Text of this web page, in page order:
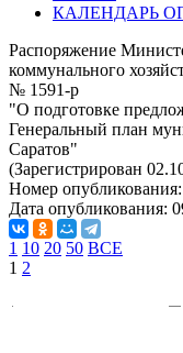
КАЛЕНДАРЬ
Распоряжение
коммунального
№ 1591-р
"О подготовке
Генеральный план
Саратов"
(Зарегистрирован
Номер опубликования:
Дата опубликования:
1 10 20 50 ВСЕ
1 2